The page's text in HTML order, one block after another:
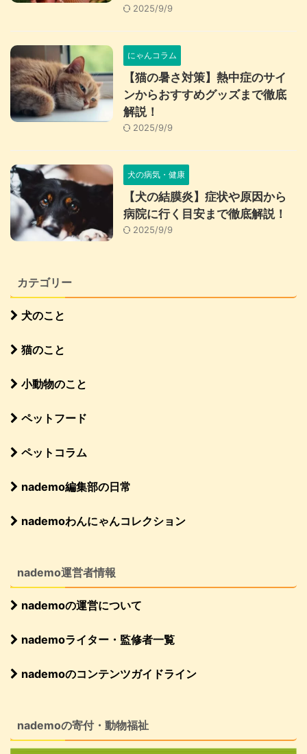
2025/9/9
にゃんコラム
【猫の暑さ対策】熱中症のサイ
ンからおすすめグッズまで徹底
解説！
2025/9/9
犬の病気・健康
【犬の結膜炎】症状や原因から
病院に行く目安まで徹底解説！
2025/9/9
カテゴリー
犬のこと
猫のこと
小動物のこと
ペットフード
ペットコラム
nademo編集部の日常
nademoわんにゃんコレクション
nademo運営者情報
nademoの運営について
nademoライター・監修者一覧
nademoのコンテンツガイドライン
nademoの寄付・動物福祉